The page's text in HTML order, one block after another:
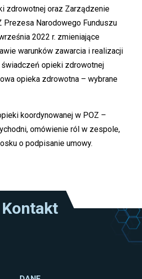
zdrowotnej oraz Zarządzenie
Narodowego Funduszu
2022 r. zmieniające
warunków zawarcia i realizacji
opieki zdrowotnej
opieka zdrowotna – wybrane
koordynowanej w POZ –
omówienie ról w zespole,
o podpisanie umowy.
Kontakt